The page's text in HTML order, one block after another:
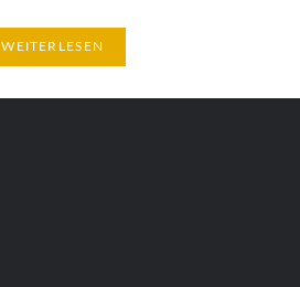
WEITERLESEN